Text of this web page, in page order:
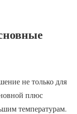
не только для
плюс
температурам.